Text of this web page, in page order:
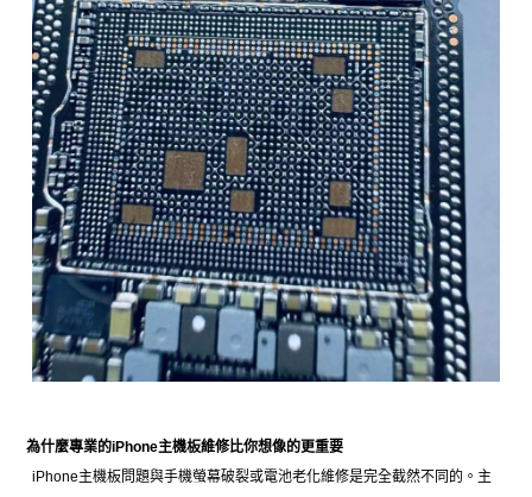
為什麼專業的iPhone主機板維修比你想像的更重要
iPhone主機板問題與手機螢幕破裂或電池老化維修是完全截然不同的。主